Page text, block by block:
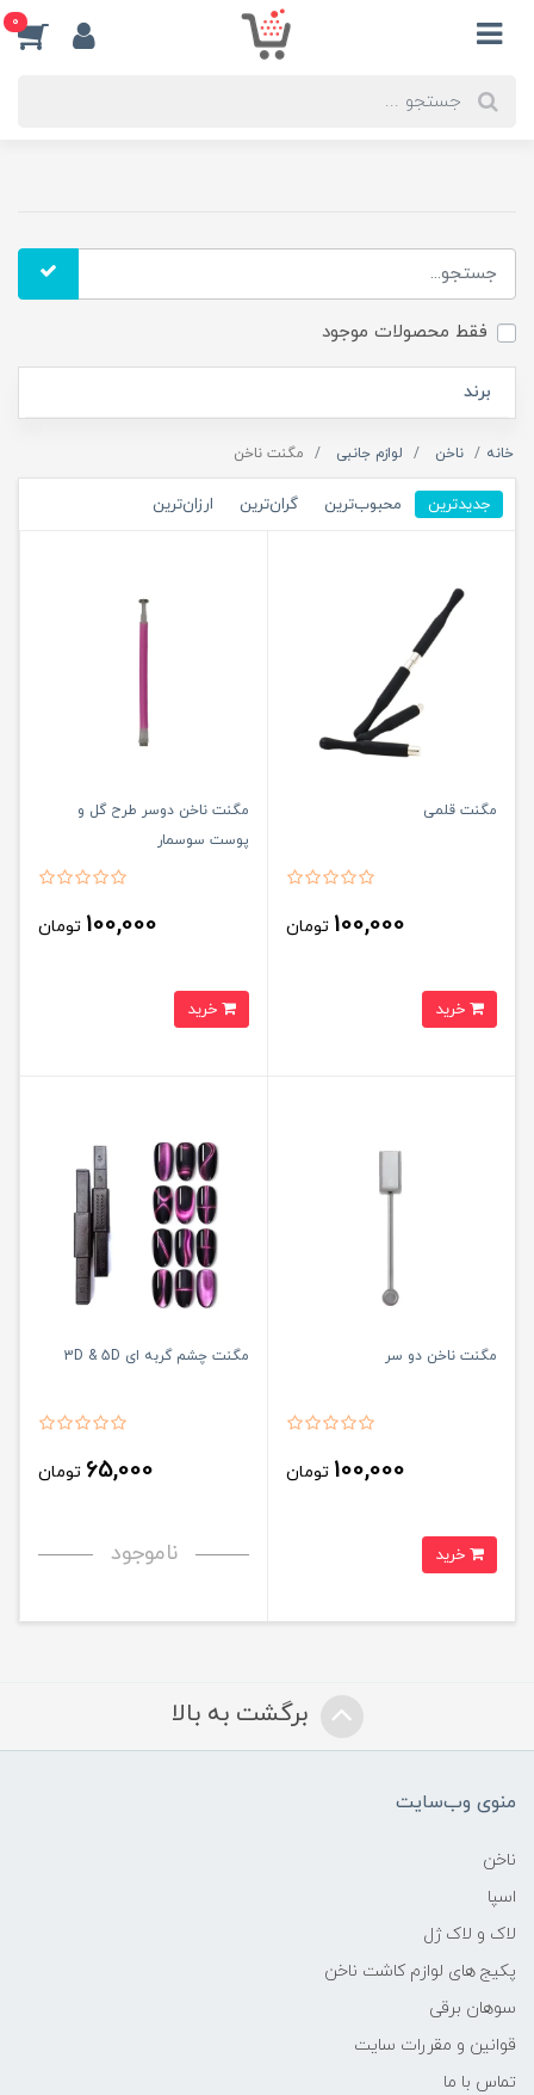
0
فقط محصولات موجود
برند
خانه ناخن لوازم جانبی مگنت ناخن
جدیدترین محبوب‌ترین گران‌ترین ارزان‌ترین
مگنت قلمی
100,000 تومان
مگنت ناخن دوسر طرح گل و
پوست سوسمار
100,000 تومان
مگنت ناخن دو سر
100,000 تومان
مگنت چشم گربه ای 3D & 5D
65,000 تومان
ناموجود
برگشت به بالا
منوی وب‌سایت
ناخن
اسپا
لاک و لاک ژل
پکیج های لوازم کاشت ناخن
سوهان برقی
قوانین و مقررات سایت
تماس با ما